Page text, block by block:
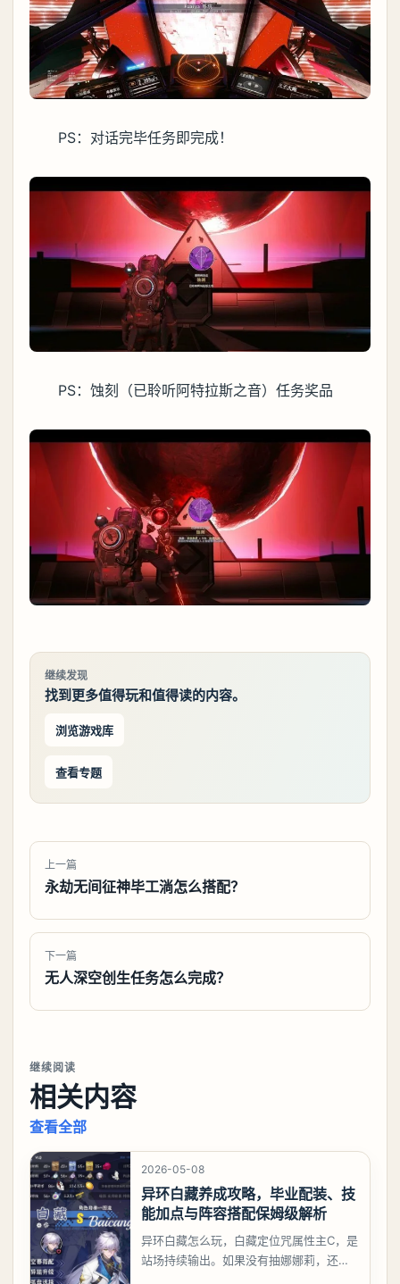
PS：对话完毕任务即完成！
PS：蚀刻（已聆听阿特拉斯之音）任务奖品
继续发现
找到更多值得玩和值得读的内容。
浏览游戏库
查看专题
上一篇
永劫无间征神毕工淌怎么搭配？
下一篇
无人深空创生任务怎么完成？
继续阅读
相关内容
查看全部
2026-05-08
异环白藏养成攻略，毕业配装、技
能加点与阵容搭配保姆级解析
异环白藏怎么玩，白藏定位咒属性主C，是
站场持续输出。如果没有抽娜娜莉，还没